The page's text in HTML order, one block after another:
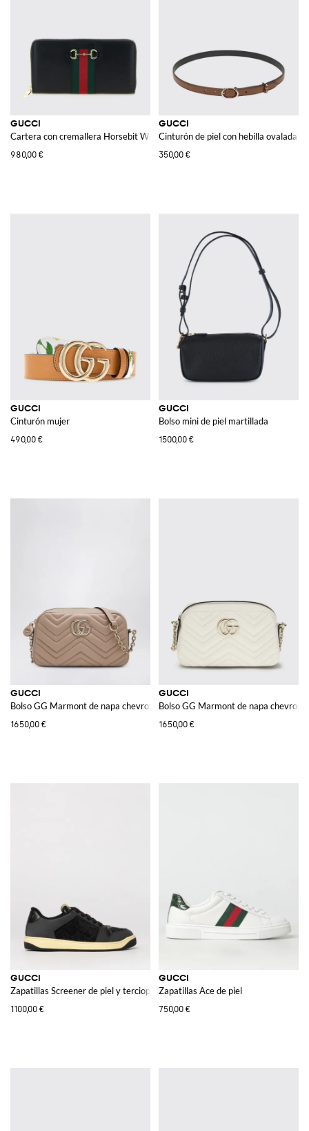
GUCCI
Cartera con cremallera Horsebit Web
980,00 €
GUCCI
Cinturón de piel con hebilla ovalada
350,00 €
GUCCI
Cinturón mujer
490,00 €
GUCCI
Bolso mini de piel martillada
1500,00 €
GUCCI
Bolso GG Marmont de napa chevron
1650,00 €
GUCCI
Bolso GG Marmont de napa chevron
1650,00 €
GUCCI
Zapatillas Screener de piel y terciopelo con monograma GG de strass
1100,00 €
GUCCI
Zapatillas Ace de piel
750,00 €